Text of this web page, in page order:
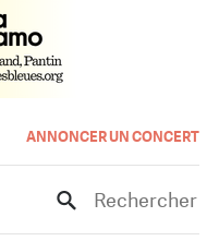
ANNONCER UN CONCERT
Rechercher